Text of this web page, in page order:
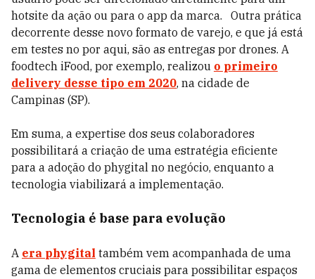
hotsite da ação ou para o app da marca. Outra prática
decorrente desse novo formato de varejo, e que já está
em testes no por aqui, são as entregas por drones. A
foodtech iFood, por exemplo, realizou o primeiro
delivery desse tipo em 2020, na cidade de
Campinas (SP).
Em suma, a expertise dos seus colaboradores
possibilitará a criação de uma estratégia eficiente
para a adoção do phygital no negócio, enquanto a
tecnologia viabilizará a implementação.
Tecnologia é base para evolução
A era phygital também vem acompanhada de uma
gama de elementos cruciais para possibilitar espaços